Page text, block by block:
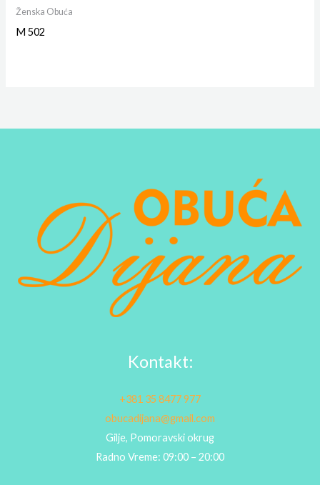
Ženska Obuća
M 502
Kontakt:
+381 35 8477 977
obucadijana@gmail.com
Gilje, Pomoravski okrug
Radno Vreme: 09:00 – 20:00